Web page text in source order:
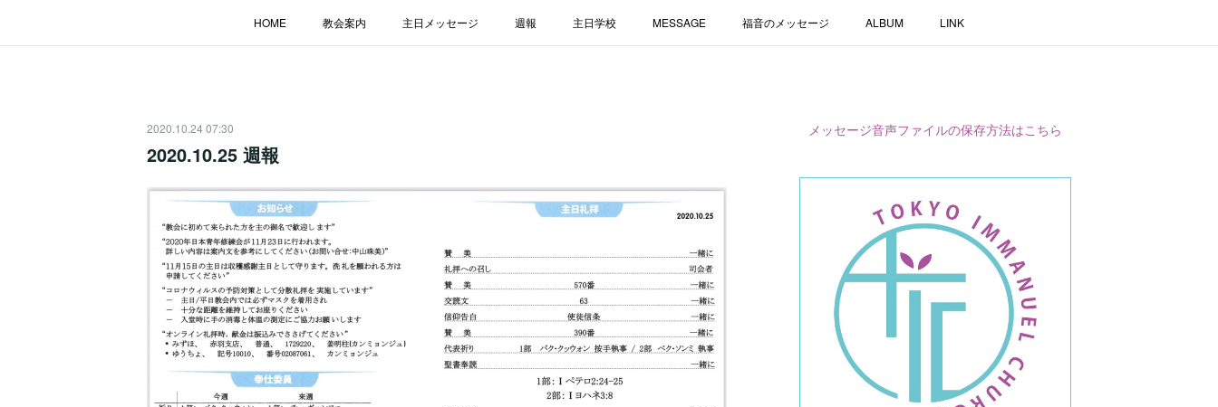
HOME 教会案内 主日メッセージ 週報 主日学校 MESSAGE 福音のメッセージ ALBUM LINK
2020.10.24 07:30
2020.10.25 週報
メッセージ音声ファイルの保存方法はこちら